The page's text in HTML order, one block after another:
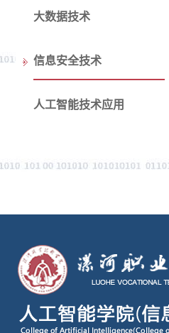
大数据技术
信息安全技术
人工智能技术应用